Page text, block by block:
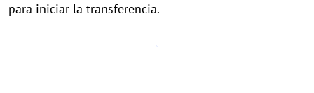
para iniciar la transferencia.